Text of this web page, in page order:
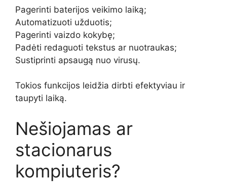
Pagerinti baterijos veikimo laiką;
Automatizuoti užduotis;
Pagerinti vaizdo kokybę;
Padėti redaguoti tekstus ar nuotraukas;
Sustiprinti apsaugą nuo virusų.
Tokios funkcijos leidžia dirbti efektyviau ir
taupyti laiką.
Nešiojamas ar
stacionarus
kompiuteris?